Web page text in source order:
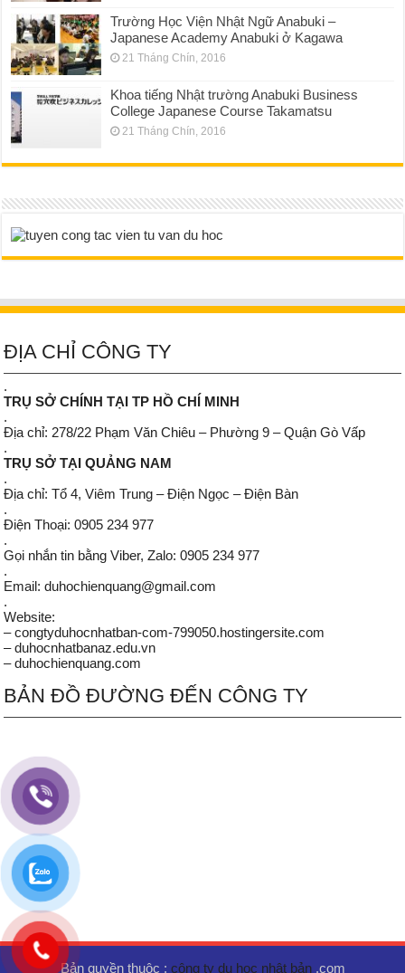
Trường Học Viện Nhật Ngữ Anabuki –
Japanese Academy Anabuki ở Kagawa
21 Tháng Chín, 2016
Khoa tiếng Nhật trường Anabuki Business
College Japanese Course Takamatsu
21 Tháng Chín, 2016
ĐỊA CHỈ CÔNG TY
.
TRỤ SỞ CHÍNH TẠI TP HỒ CHÍ MINH
.
Địa chỉ: 278/22 Phạm Văn Chiêu – Phường 9 – Quận Gò Vấp
.
TRỤ SỞ TẠI QUẢNG NAM
.
Địa chỉ: Tổ 4, Viêm Trung – Điện Ngọc – Điện Bàn
.
Điện Thoại: 0905 234 977
.
Gọi nhắn tin bằng Viber, Zalo: 0905 234 977
.
Email: duhochienquang@gmail.com
.
Website:
– congtyduhocnhatban-com-799050.hostingersite.com
– duhocnhatbanaz.edu.vn
– duhochienquang.com
BẢN ĐỒ ĐƯỜNG ĐẾN CÔNG TY
Bản quyền thuộc : công ty du học nhật bản .com